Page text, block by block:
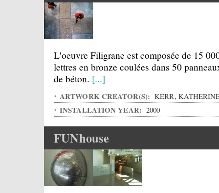
L'oeuvre Filigrane est composée de 15
lettres en bronze coulées dans 50
de béton. [...]
ARTWORK CREATOR(S): KERR,
INSTALLATION YEAR: 2000
FUNhouse